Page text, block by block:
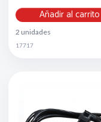
Añadir al carrito
2 unidades
17717